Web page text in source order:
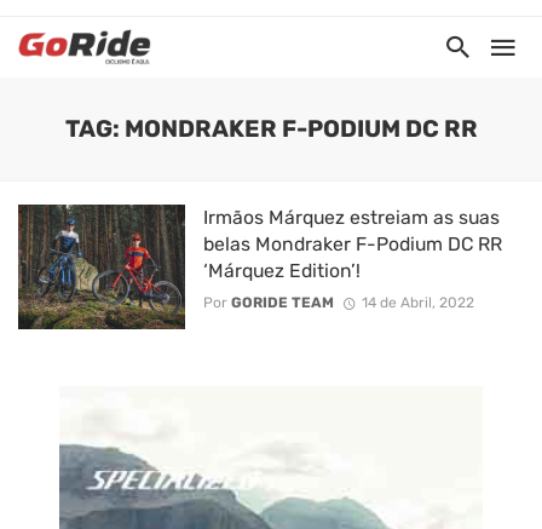
TAG: MONDRAKER F-PODIUM DC RR
Irmãos Márquez estreiam as suas
belas Mondraker F-Podium DC RR
‘Márquez Edition’!
Por GORIDE TEAM 14 de Abril, 2022